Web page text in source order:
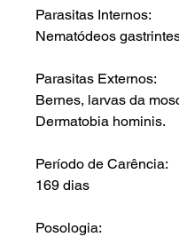
Parasitas Internos:
Nematódeos
Parasitas Externos:
Bernes, larvas da
Dermatobia hominis.
Período de Carência:
169 dias
Posologia: